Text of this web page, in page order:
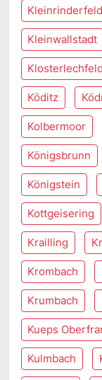
Kleinrinderfeld
Kleinwallstadt
Klosterlechfeld
Köditz
Kolbermoor
Königsbrunn
Königstein
Kottgeisering
Krailling
Krombach
Krumbach
Kueps
Kulmbach